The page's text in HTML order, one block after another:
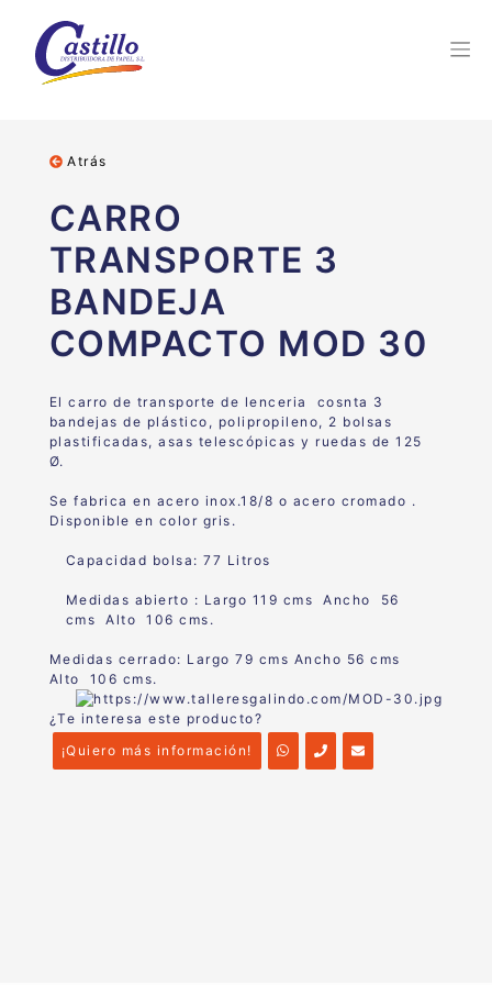
Atrás
CARRO
TRANSPORTE 3
BANDEJA
COMPACTO MOD 30
El carro de transporte de lenceria cosnta 3
bandejas de plástico, polipropileno, 2 bolsas
plastificadas, asas telescópicas y ruedas de 125
Ø.
Se fabrica en acero inox.18/8 o acero cromado .
Disponible en color gris.
Capacidad bolsa: 77 Litros
Medidas abierto : Largo 119 cms Ancho 56
cms Alto 106 cms.
Medidas cerrado: Largo 79 cms Ancho 56 cms
Alto 106 cms.
¿Te interesa este producto?
¡Quiero más información!